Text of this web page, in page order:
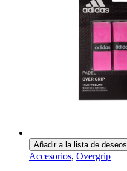
Añadir a la lista de deseos
Accesorios, Overgrip